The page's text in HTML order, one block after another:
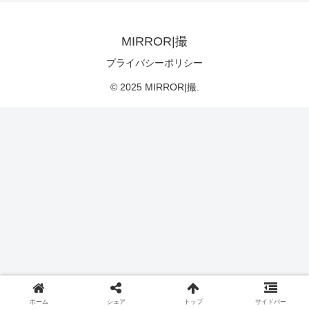
MIRROR|撮
プライバシーポリシー
© 2025 MIRROR|撮.
ホーム シェア トップ サイドバー